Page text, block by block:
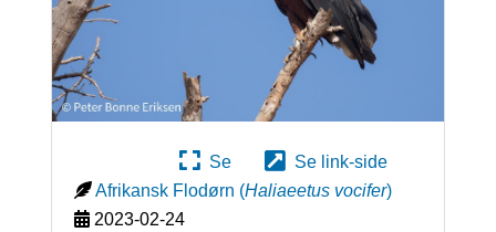
Se
Se link-side
Afrikansk Flodørn (Haliaeetus vocifer)
2023-02-24